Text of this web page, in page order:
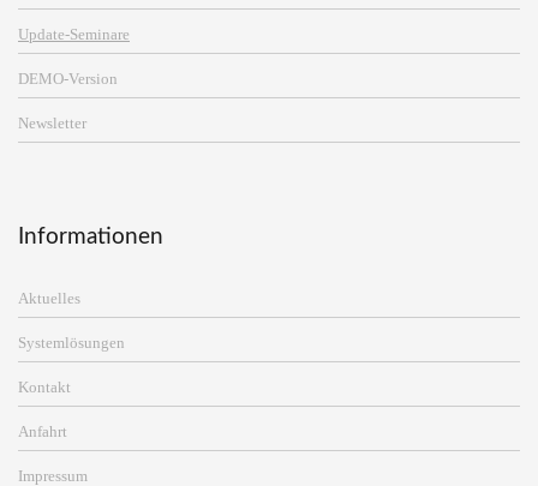
Update-Seminare
DEMO-Version
Newsletter
Informationen
Aktuelles
Systemlösungen
Kontakt
Anfahrt
Impressum